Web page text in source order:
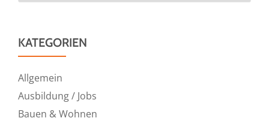
KATEGORIEN
Allgemein
Ausbildung / Jobs
Bauen & Wohnen